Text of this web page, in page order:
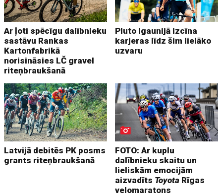
Ar ļoti spēcīgu dalībnieku
sastāvu Rankas
Kartonfabrikā
norisināsies LČ gravel
riteņbraukšanā
Pluto Igaunijā izcīna
karjeras līdz šim lielāko
uzvaru
Latvijā debitēs PK posms
grants riteņbraukšanā
FOTO: Ar kuplu
dalībnieku skaitu un
lieliskām emocijām
aizvadīts Toyota Rīgas
velomaratons